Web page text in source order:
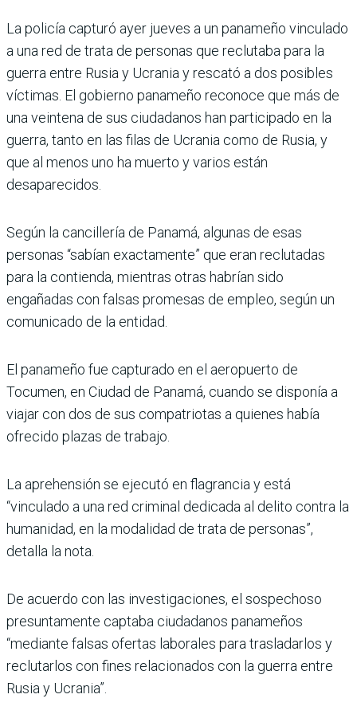
La policía capturó ayer jueves a un panameño vinculado
a una red de trata de personas que reclutaba para la
guerra entre Rusia y Ucrania y rescató a dos posibles
víctimas. El gobierno panameño reconoce que más de
una veintena de sus ciudadanos han participado en la
guerra, tanto en las filas de Ucrania como de Rusia, y
que al menos uno ha muerto y varios están
desaparecidos.
Según la cancillería de Panamá, algunas de esas
personas “sabían exactamente” que eran reclutadas
para la contienda, mientras otras habrían sido
engañadas con falsas promesas de empleo, según un
comunicado de la entidad.
El panameño fue capturado en el aeropuerto de
Tocumen, en Ciudad de Panamá, cuando se disponía a
viajar con dos de sus compatriotas a quienes había
ofrecido plazas de trabajo.
La aprehensión se ejecutó en flagrancia y está
“vinculado a una red criminal dedicada al delito contra la
humanidad, en la modalidad de trata de personas”,
detalla la nota.
De acuerdo con las investigaciones, el sospechoso
presuntamente captaba ciudadanos panameños
“mediante falsas ofertas laborales para trasladarlos y
reclutarlos con fines relacionados con la guerra entre
Rusia y Ucrania”.